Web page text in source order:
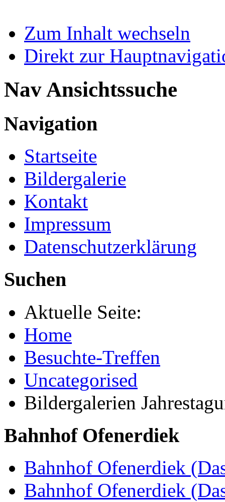
Zum Inhalt wechseln
Direkt zur
Nav Ansichtssuche
Navigation
Startseite
Bildergalerie
Kontakt
Impressum
Datenschutzerklärung
Suchen
Aktuelle Seite:
Home
Besuchte-Treffen
Uncategorised
Bildergalerien
Bahnhof Ofenerdiek
Bahnhof Ofenerdiek
Bahnhof Ofenerdiek